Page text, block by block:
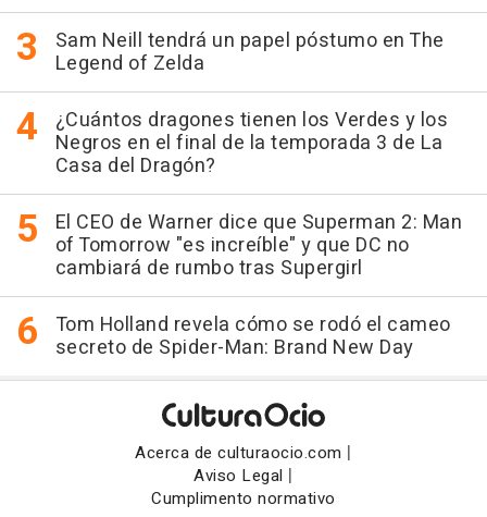
Sam Neill tendrá un papel póstumo en The
Legend of Zelda
¿Cuántos dragones tienen los Verdes y los
Negros en el final de la temporada 3 de La
Casa del Dragón?
El CEO de Warner dice que Superman 2: Man
of Tomorrow "es increíble" y que DC no
cambiará de rumbo tras Supergirl
Tom Holland revela cómo se rodó el cameo
secreto de Spider-Man: Brand New Day
Acerca de culturaocio.com |
Aviso Legal |
Cumplimento normativo